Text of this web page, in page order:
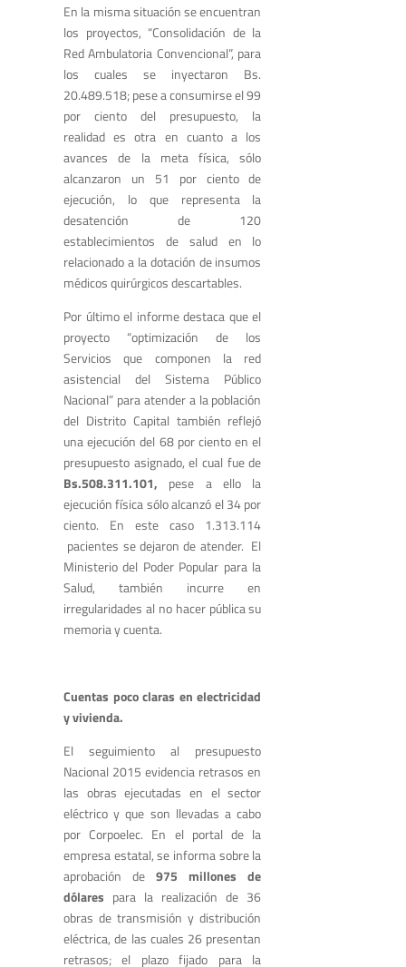
En la misma situación se encuentran
los proyectos, “Consolidación de la
Red Ambulatoria Convencional”, para
los cuales se inyectaron Bs.
20.489.518; pese a consumirse el 99
por ciento del presupuesto, la
realidad es otra en cuanto a los
avances de la meta física, sólo
alcanzaron un 51 por ciento de
ejecución, lo que representa la
desatención de 120
establecimientos de salud en lo
relacionado a la dotación de insumos
médicos quirúrgicos descartables.
Por último el informe destaca que el
proyecto “optimización de los
Servicios que componen la red
asistencial del Sistema Público
Nacional” para atender a la población
del Distrito Capital también reflejó
una ejecución del 68 por ciento en el
presupuesto asignado, el cual fue de
Bs.508.311.101, pese a ello la
ejecución física sólo alcanzó el 34 por
ciento. En este caso 1.313.114
pacientes se dejaron de atender. El
Ministerio del Poder Popular para la
Salud, también incurre en
irregularidades al no hacer pública su
memoria y cuenta.
Cuentas poco claras en electricidad
y vivienda.
El seguimiento al presupuesto
Nacional 2015 evidencia retrasos en
las obras ejecutadas en el sector
eléctrico y que son llevadas a cabo
por Corpoelec. En el portal de la
empresa estatal, se informa sobre la
aprobación de975 millones de
dólares para la realización de 36
obras de transmisión y distribución
eléctrica, de las cuales 26 presentan
retrasos; el plazo fijado para la